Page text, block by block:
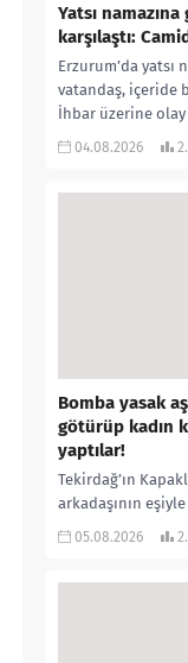
Yatsı
karşılaştı:
Erzurum’da yatsı
vatandaş, içeride
İhbar üzerine
04.08.2026
Bomba yasak
götürüp kadın
yaptılar!
Tekirdağ’ın
arkadaşının
ormanlık alana
05.08.2026